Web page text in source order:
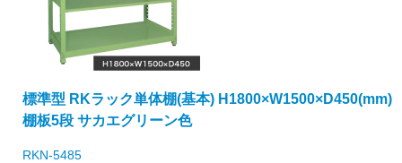
標準型 RKラック単体棚(基本) H1800×W1500×D450(mm)
棚板5段 サカエグリーン色
RKN-5485